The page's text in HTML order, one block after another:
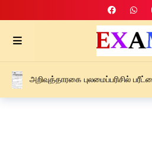
அறிவுத்தாரகை புலமைப்பரிசில்
2026